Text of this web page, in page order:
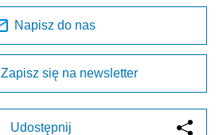
Napisz do nas
Zapisz się na newsletter
Udostępnij